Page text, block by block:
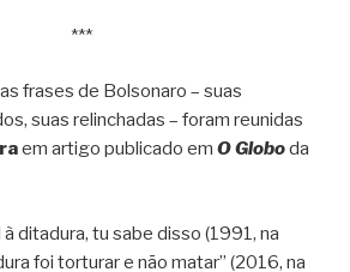
***
frases de Bolsonaro – suas
suas relinchadas – foram reunidas
em artigo publicado em O Globoda
à ditadura, tu sabe disso (1991, na
foi torturar e não matar” (2016, na